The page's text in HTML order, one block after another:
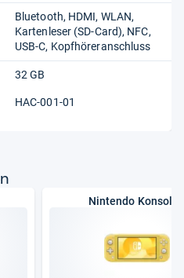
Bluetooth HDMI WLAN
Kartenleser (SD-Card) NFC
USB-C Kopfhöreranschluss
32 GB
HAC-001-01
Nintendo